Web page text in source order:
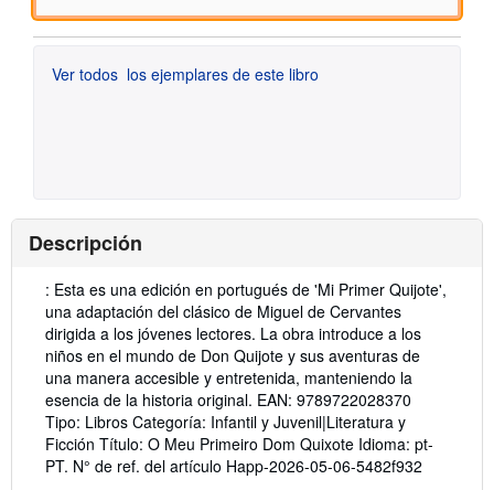
Ver todos los ejemplares de este libro
Descripción
Descripción:
: Esta es una edición en portugués de 'Mi Primer Quijote',
una adaptación del clásico de Miguel de Cervantes
dirigida a los jóvenes lectores. La obra introduce a los
niños en el mundo de Don Quijote y sus aventuras de
una manera accesible y entretenida, manteniendo la
esencia de la historia original. EAN: 9789722028370
Tipo: Libros Categoría: Infantil y Juvenil|Literatura y
Ficción Título: O Meu Primeiro Dom Quixote Idioma: pt-
PT. N° de ref. del artículo Happ-2026-05-06-5482f932